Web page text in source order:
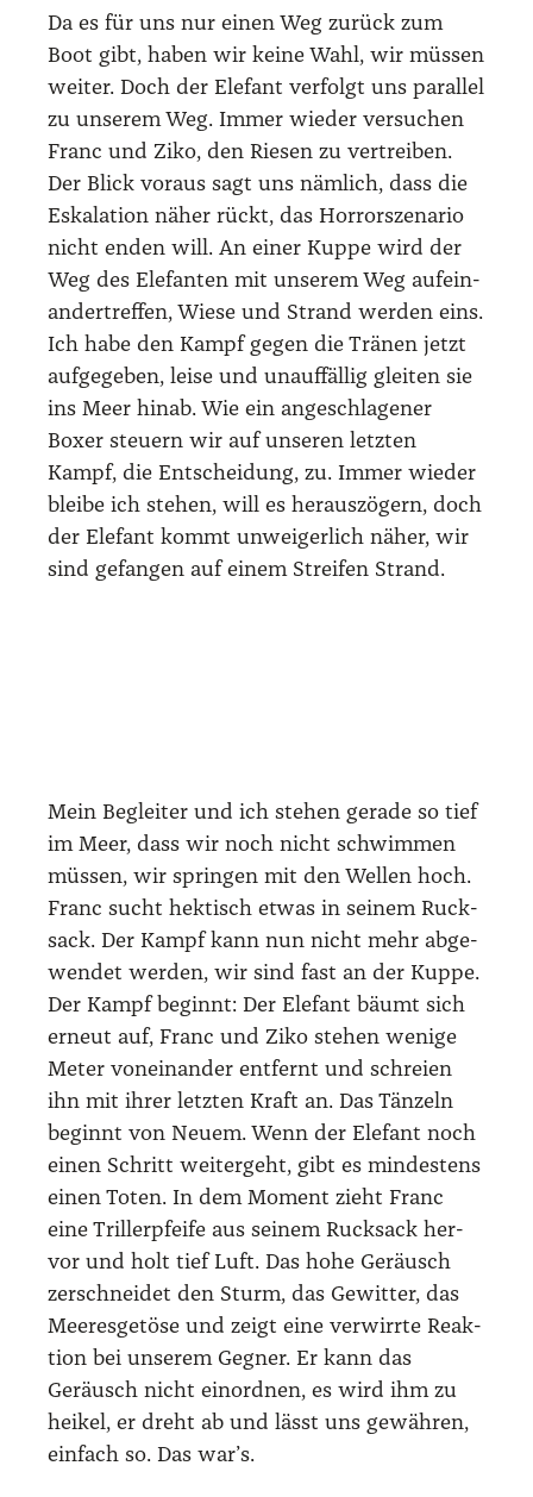
Da es für uns nur einen Weg zurück zum
Boot gibt, haben wir kei­ne Wahl, wir müs­sen
wei­ter. Doch der Ele­fant ver­folgt uns par­al­lel
zu unse­rem Weg. Immer wie­der ver­su­chen
Franc und Ziko, den Rie­sen zu ver­trei­ben.
Der Blick vor­aus sagt uns näm­lich, dass die
Eska­la­ti­on näher rückt, das Hor­ror­sze­na­rio
nicht enden will. An einer Kup­pe wird der
Weg des Ele­fan­ten mit unse­rem Weg auf­ein­
an­der­tref­fen, Wie­se und Strand wer­den eins.
Ich habe den Kampf gegen die Trä­nen jetzt
auf­ge­ge­ben, lei­se und unauf­fäl­lig glei­ten sie
ins Meer hin­ab. Wie ein ange­schla­ge­ner
Boxer steu­ern wir auf unse­ren letz­ten
Kampf, die Ent­schei­dung, zu. Immer wie­der
blei­be ich ste­hen, will es her­aus­zö­gern, doch
der Ele­fant kommt unwei­ger­lich näher, wir
sind gefan­gen auf einem Strei­fen Strand.
Mein Beglei­ter und ich ste­hen gera­de so tief
im Meer, dass wir noch nicht schwim­men
müs­sen, wir sprin­gen mit den Wel­len hoch.
Franc sucht hek­tisch etwas in sei­nem Ruck­
sack. Der Kampf kann nun nicht mehr abge­
wen­det wer­den, wir sind fast an der Kup­pe.
Der Kampf beginnt: Der Ele­fant bäumt sich
erneut auf, Franc und Ziko ste­hen weni­ge
Meter von­ein­an­der ent­fernt und schrei­en
ihn mit ihrer letz­ten Kraft an. Das Tän­zeln
beginnt von Neu­em. Wenn der Ele­fant noch
einen Schritt wei­ter­geht, gibt es min­des­tens
einen Toten. In dem Moment zieht Franc
eine Tril­ler­pfei­fe aus sei­nem Ruck­sack her­
vor und holt tief Luft. Das hohe Geräusch
zer­schnei­det den Sturm, das Gewit­ter, das
Mee­res­ge­tö­se und zeigt eine ver­wirr­te Reak­
ti­on bei unse­rem Geg­ner. Er kann das
Geräusch nicht ein­ord­nen, es wird ihm zu
hei­kel, er dreht ab und lässt uns gewäh­ren,
ein­fach so. Das war’s.